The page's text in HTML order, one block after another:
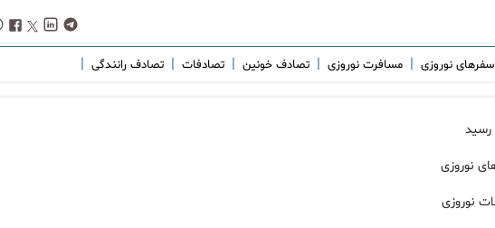
سفرهای نوروزی | مسافرت نوروزی | تصادف خونین | تصادفات | تصادف رانندگی |